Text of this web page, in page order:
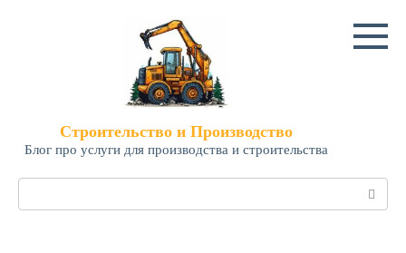
Строительство и Производство
Блог про услуги для производства и строительства